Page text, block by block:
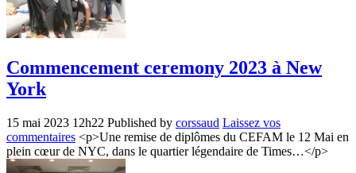
Commencement ceremony 2023 à New
York
15 mai 2023 12h22 Published by corssaud Laissez vos
commentaires <p>Une remise de diplômes du CEFAM le 12 Mai en
plein cœur de NYC, dans le quartier légendaire de Times…</p>